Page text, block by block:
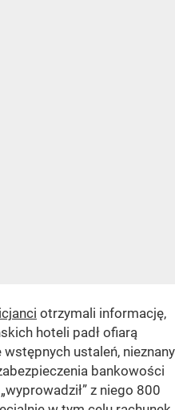
otrzymali informację,
hoteli padł ofiarą
ustaleń, nieznany
bankowości
z niego 800